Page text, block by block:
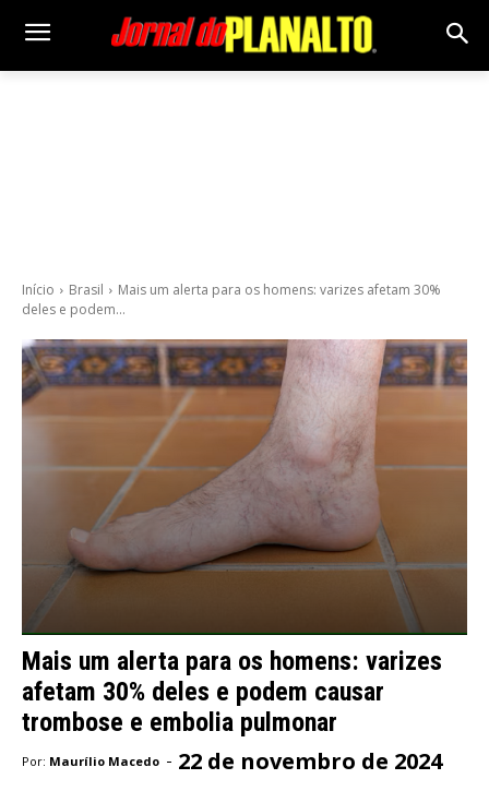
Início Brasil
Mais um alerta para os homens: varizes afetam 30%
deles e podem...
Mais um alerta para os homens: varizes
afetam 30% deles e podem causar
trombose e embolia pulmonar
Por: Maurílio Macedo - 22 de novembro de 2024